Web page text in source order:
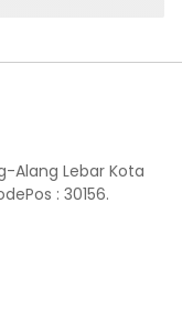
Alang Lebar Kota
: 30156.